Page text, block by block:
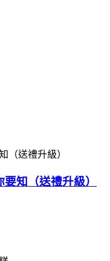
知（送禮升級）